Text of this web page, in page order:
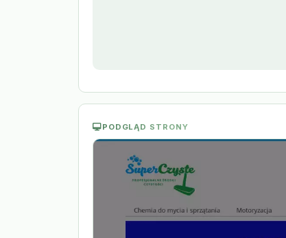
PODGLĄD STRONY